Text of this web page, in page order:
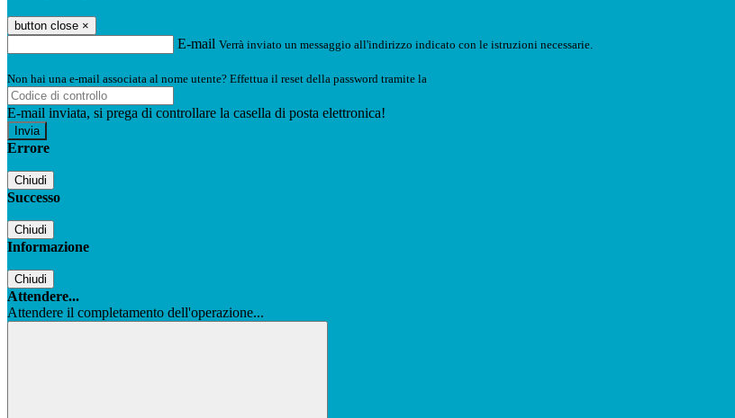
button close ×
E-mail Verrà inviato un messaggio all'indirizzo indicato con le istruzioni necessarie.
Non hai una e-mail associata al nome utente? Effettua il reset della password tramite la
E-mail inviata, si prega di controllare la casella di posta elettronica!
Errore
Chiudi
Successo
Chiudi
Informazione
Chiudi
Attendere...
Attendere il completamento dell'operazione...